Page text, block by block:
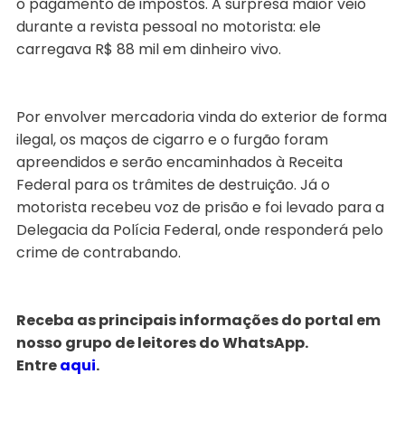
o pagamento de impostos. A surpresa maior veio
durante a revista pessoal no motorista: ele
carregava R$ 88 mil em dinheiro vivo.
Por envolver mercadoria vinda do exterior de forma
ilegal, os maços de cigarro e o furgão foram
apreendidos e serão encaminhados à Receita
Federal para os trâmites de destruição. Já o
motorista recebeu voz de prisão e foi levado para a
Delegacia da Polícia Federal, onde responderá pelo
crime de contrabando.
Receba as principais informações do portal em
nosso grupo de leitores do WhatsApp.
Entreaqui.